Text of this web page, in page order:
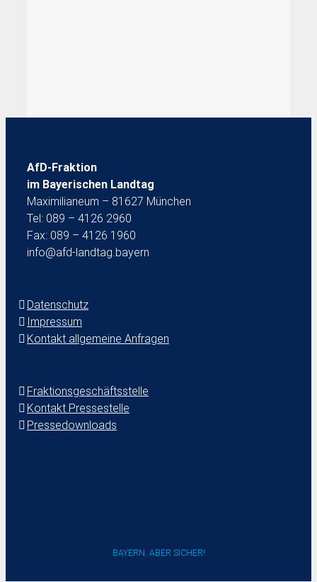
AfD-Fraktion
im Bayerischen Landtag
Maximilianeum – 81627 München
Tel: 089 – 4126 2960
Fax: 089 – 4126 1960
info@afd-landtag.bayern
Datenschutz
Impressum
Kontakt allgemeine Anfragen
Fraktionsgeschäftsstelle
Kontakt Pressestelle
Pressedownloads
BAYERN. ABER SICHER!